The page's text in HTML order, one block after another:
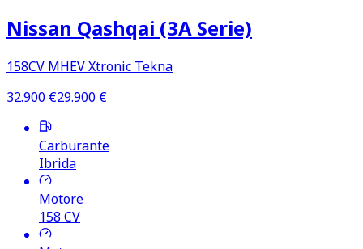
Nissan Qashqai (3A Serie)
158CV MHEV Xtronic Tekna
32.900 €29.900 €
Carburante
Ibrida
Motore
158 CV